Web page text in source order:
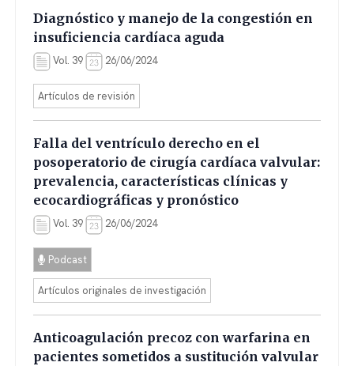
Diagnóstico y manejo de la congestión en
insuficiencia cardíaca aguda
Vol. 39 26/06/2024
Artículos de revisión
Falla del ventrículo derecho en el
posoperatorio de cirugía cardíaca valvular:
prevalencia, características clínicas y
ecocardiográficas y pronóstico
Vol. 39 26/06/2024
Podcast
Artículos originales de investigación
Anticoagulación precoz con warfarina en
pacientes sometidos a sustitución valvular